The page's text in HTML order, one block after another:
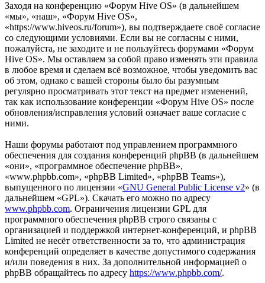
Заходя на конференцию «Форум Hive OS» (в дальнейшем
«мы», «наш», «Форум Hive OS»,
«https://www.hiveos.ru/forum»), вы подтверждаете своё согласие
со следующими условиями. Если вы не согласны с ними,
пожалуйста, не заходите и не пользуйтесь форумами «Форум
Hive OS». Мы оставляем за собой право изменять эти правила
в любое время и сделаем всё возможное, чтобы уведомить вас
об этом, однако с вашей стороны было бы разумным
регулярно просматривать этот текст на предмет изменений,
так как использование конференции «Форум Hive OS» после
обновления/исправления условий означает ваше согласие с
ними.
Наши форумы работают под управлением программного
обеспечения для создания конференций phpBB (в дальнейшем
«они», «программное обеспечение phpBB»,
«www.phpbb.com», «phpBB Limited», «phpBB Teams»),
выпущенного по лицензии «GNU General Public License v2» (в
дальнейшем «GPL»). Скачать его можно по адресу
www.phpbb.com. Ограничения лицензии GPL для
программного обеспечения phpBB строго связаны с
организацией и поддержкой интернет-конференций, и phpBB
Limited не несёт ответственности за то, что администрация
конференций определяет в качестве допустимого содержания
и/или поведения в них. За дополнительной информацией о
phpBB обращайтесь по адресу https://www.phpbb.com/.